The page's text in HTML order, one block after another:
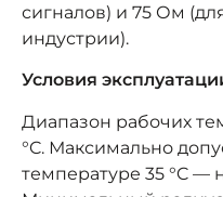
сигналов) и 75 Ом
индустрии).
Условия
Диапазон рабочих
°C. Максимально
температуре 35 °C —